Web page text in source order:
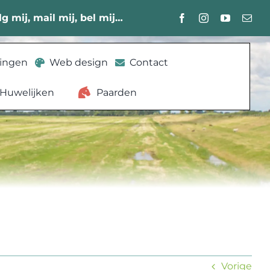
mij, mail mij, bel mij…
Web design Contact
Huwelijken Paarden
Vorige